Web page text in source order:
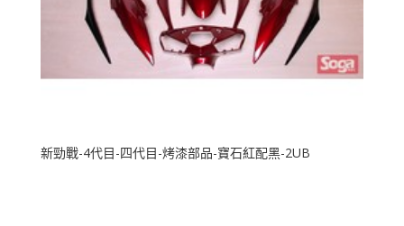
新勁戰-4代目-四代目-烤漆部品-寶石紅配黑-2UB